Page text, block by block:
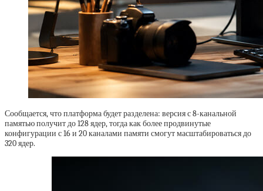
Сообщается, что платформа будет разделена: версия с 8-канальной
памятью получит до 128 ядер, тогда как более продвинутые
конфигурации с 16 и 20 каналами памяти смогут масштабироваться до
320 ядер.